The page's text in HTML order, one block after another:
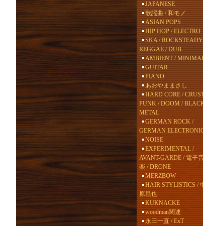
JAPANESE
歌謡曲 / 和モノ
ASIAN POPS
HIP HOP / ELECTRO
SKA /
REGGAE / DUB
AMBIENT /
GUITAR
PIANO
あおやままさし
HARD CORE /
PUNK / DOOM /
METAL
GERMAN ROCK /
GERMAN
NOISE
EXPERIMENTAL /
AVANT-GARDE / 電子
楽 / DRONE
MERZBOW
HAIR STYLISTICS /
原昌也
KUKNACKE
woodman関連
永田一直 / ExT